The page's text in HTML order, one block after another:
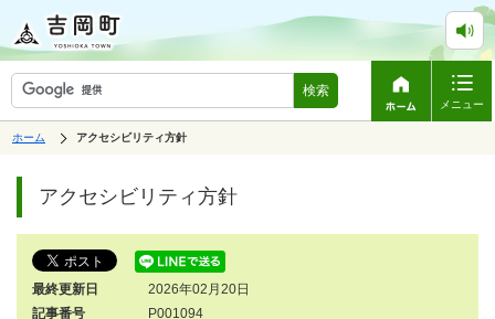
検索
メニュー
表
は、
ホーム
の
アクセシビリティ方針
す。
ジ
の
す。
アクセシビリティ方針
最終更新日
2026年02月20日
記事番号
P001094